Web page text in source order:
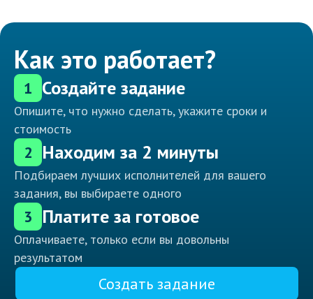
Как это работает?
1 Создайте задание
Опишите, что нужно сделать, укажите сроки и
стоимость
2 Находим за 2 минуты
Подбираем лучших исполнителей для вашего
задания, вы выбираете одного
3 Платите за готовое
Оплачиваете, только если вы довольны
результатом
Создать задание